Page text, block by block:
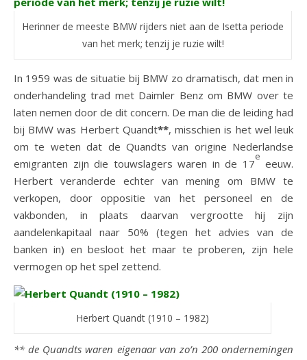
Herinner de meeste BMW rijders niet aan de Isetta periode
van het merk; tenzij je ruzie wilt!
In 1959 was de situatie bij BMW zo dramatisch, dat men in
onderhandeling trad met Daimler Benz om BMW over te
laten nemen door de dit concern. De man die de leiding had
bij BMW was Herbert Quandt**, misschien is het wel leuk
om te weten dat de Quandts van origine Nederlandse
emigranten zijn die touwslagers waren in de 17
e
eeuw.
Herbert veranderde echter van mening om BMW te
verkopen, door oppositie van het personeel en de
vakbonden, in plaats daarvan vergrootte hij zijn
aandelenkapitaal naar 50% (tegen het advies van de
banken in) en besloot het maar te proberen, zijn hele
vermogen op het spel zettend.
Herbert Quandt (1910 – 1982)
** de Quandts waren eigenaar van zo’n 200 ondernemingen